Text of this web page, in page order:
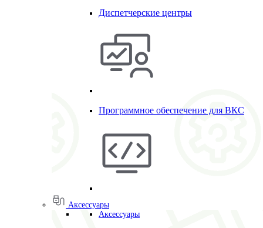
Диспетчерские центры
Программное обеспечение для ВКС
Аксессуары
Аксессуары